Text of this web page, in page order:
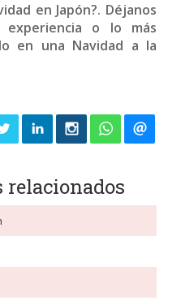
en Japón?. Déjanos
o lo más
en una Navidad a la
relacionados